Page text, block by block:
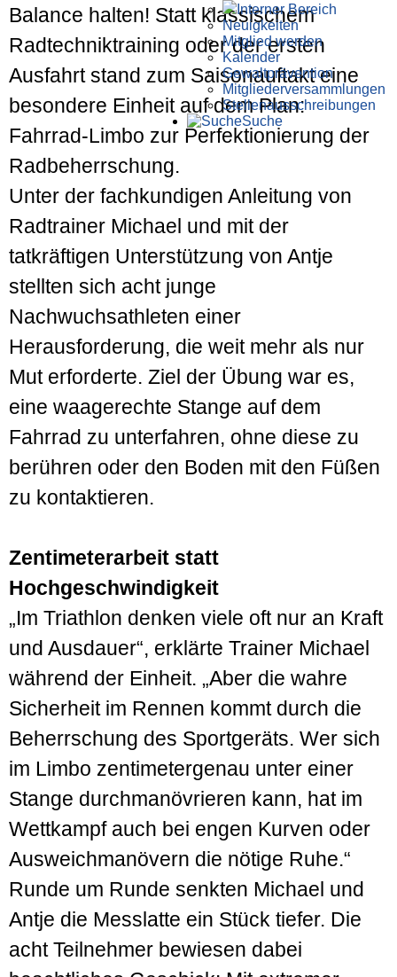
Interner Bereich
Neuigkeiten
Mitglied werden
Kalender
Gewaltprävention
Mitglieder­versammlungen
Stellen­aus­schrei­bungen
Suche
Balance halten! Statt klassischem
Radtechniktraining oder der ersten
Ausfahrt stand zum Saisonauftakt eine
besondere Einheit auf dem Plan:
Fahrrad-Limbo zur Perfektionierung der
Radbeherrschung.
Unter der fachkundigen Anleitung von
Radtrainer Michael und mit der
tatkräftigen Unterstützung von Antje
stellten sich acht junge
Nachwuchsathleten einer
Herausforderung, die weit mehr als nur
Mut erforderte. Ziel der Übung war es,
eine waagerechte Stange auf dem
Fahrrad zu unterfahren, ohne diese zu
berühren oder den Boden mit den Füßen
zu kontaktieren.
Zentimeterarbeit statt
Hochgeschwindigkeit
„Im Triathlon denken viele oft nur an Kraft
und Ausdauer“, erklärte Trainer Michael
während der Einheit. „Aber die wahre
Sicherheit im Rennen kommt durch die
Beherrschung des Sportgeräts. Wer sich
im Limbo zentimetergenau unter einer
Stange durchmanövrieren kann, hat im
Wettkampf auch bei engen Kurven oder
Ausweichmanövern die nötige Ruhe.“
Runde um Runde senkten Michael und
Antje die Messlatte ein Stück tiefer. Die
acht Teilnehmer bewiesen dabei